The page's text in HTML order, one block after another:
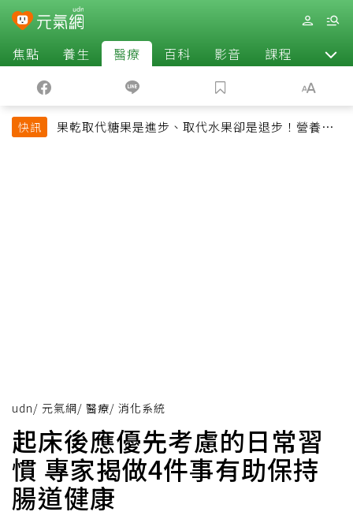
焦點 養生 醫療 百科 影音 課程 退休
快訊
果乾取代糖果是進步、取代水果卻是退步！營養師
udn/ 元氣網/ 醫療/ 消化系統
起床後應優先考慮的日常習
慣 專家揭做4件事有助保持
腸道健康